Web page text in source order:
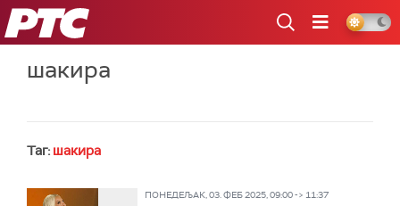
РТС
шакира
Таг: шакира
ПОНЕДЕЉАК, 03. ФЕБ 2025, 09:00 -> 11:37